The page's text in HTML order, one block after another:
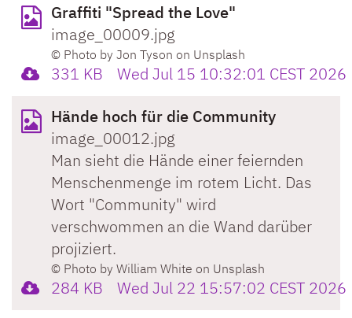
Graffiti "Spread the Love"
image_00009.jpg
© Photo by Jon Tyson on Unsplash
331 KB
Wed Jul 15 10:32:01 CEST 2026
Hände hoch für die Community
image_00012.jpg
Man sieht die Hände einer feiernden
Menschenmenge im rotem Licht. Das
Wort "Community" wird
verschwommen an die Wand darüber
projiziert.
© Photo by William White on Unsplash
284 KB
Wed Jul 22 15:57:02 CEST 2026